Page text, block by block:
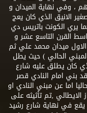
، وفي نهاية الميدان و
الانيق الذي كان يعج
يري الكونت باتريس دي
القرن التاسع عشر و
م و كان مقره الاول ميدان محمد علي ثم
الحالي ) حيث يطل
كان يطلق عليه شارع
بني امام النادي قصر
حاليا اما عن مبني النادي او
,تم تأثيثه على
يقع في نهاية شارع رشيد